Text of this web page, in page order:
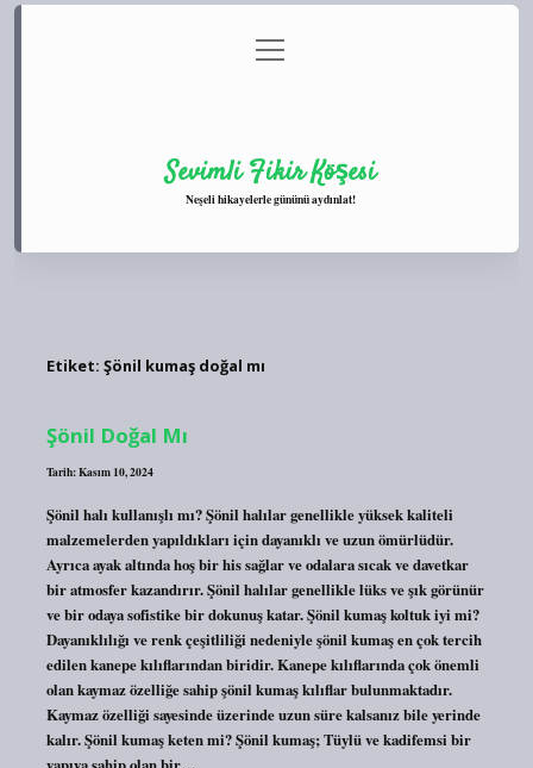
Gizlilik Politikası
menüyü
aç
Sevimli Fikir Köşesi
Neşeli hikayelerle gününü aydınlat!
Etiket: Şönil kumaş doğal mı
Şönil Doğal Mı
Tarih: Kasım 10, 2024
Şönil halı kullanışlı mı? Şönil halılar genellikle yüksek kaliteli
malzemelerden yapıldıkları için dayanıklı ve uzun ömürlüdür.
Ayrıca ayak altında hoş bir his sağlar ve odalara sıcak ve davetkar
bir atmosfer kazandırır. Şönil halılar genellikle lüks ve şık görünür
ve bir odaya sofistike bir dokunuş katar. Şönil kumaş koltuk iyi mi?
Dayanıklılığı ve renk çeşitliliği nedeniyle şönil kumaş en çok tercih
edilen kanepe kılıflarından biridir. Kanepe kılıflarında çok önemli
olan kaymaz özelliğe sahip şönil kumaş kılıflar bulunmaktadır.
Kaymaz özelliği sayesinde üzerinde uzun süre kalsanız bile yerinde
kalır. Şönil kumaş keten mi? Şönil kumaş; Tüylü ve kadifemsi bir